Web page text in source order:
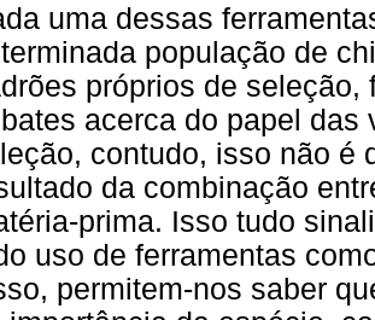
uma dessas
população de
próprios de
acerca do papel
contudo, isso não é
da combinação
prima. Isso tudo
uso de ferramentas
permitem-nos saber